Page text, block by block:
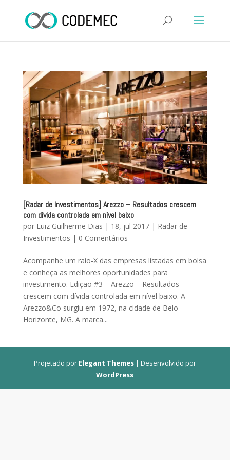
[Radar de Investimentos] Arezzo – Resultados crescem
com dívida controlada em nível baixo
por Luiz Guilherme Dias | 18, jul 2017| Radar de
Investimentos | 0 Comentários
Acompanhe um raio-X das empresas listadas em bolsa
e conheça as melhores oportunidades para
investimento. Edição #3 – Arezzo – Resultados
crescem com dívida controlada em nível baixo. A
Arezzo&Co surgiu em 1972, na cidade de Belo
Horizonte, MG. A marca...
Projetado por Elegant Themes| Desenvolvido por
WordPress